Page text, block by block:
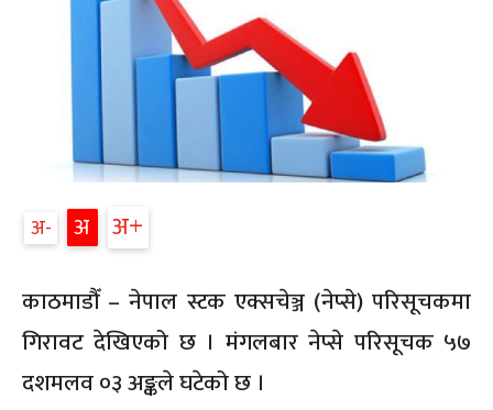
अ अ अ
काठमाडौँ – नेपाल स्टक एक्सचेञ्ज (नेप्से) परिसूचकमा
गिरावट देखिएको छ । मंगलबार नेप्से परिसूचक ५७
दशमलव ०३ अङ्कले घटेको छ ।